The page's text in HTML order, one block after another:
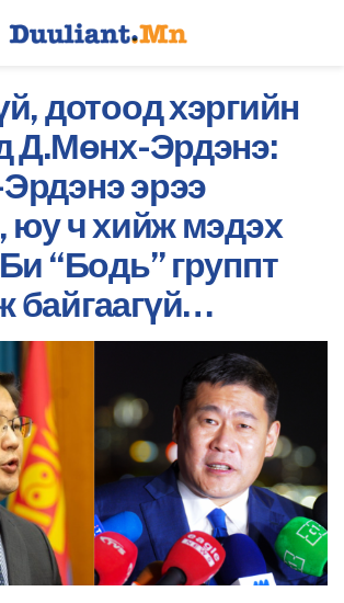
дотоод хэргийн
Д.Мөнх-Эрдэнэ:
эрээ
юу ч хийж мэдэх
“Бодь” группт
байгаагүй…